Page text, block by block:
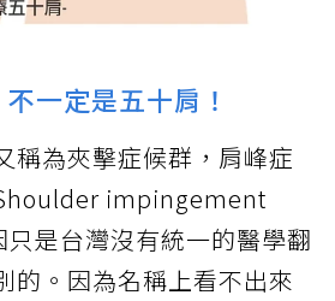
一定是五十肩！
稱為夾擊症候群，肩峰症
impingement
是台灣沒有統一的醫學翻
的。因為名稱上看不出來